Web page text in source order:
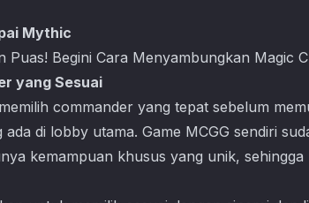
Mythic
Puas! Begini Cara Menyambungkan Magic
yang Sesuai
commander yang tepat sebelum
di lobby utama. Game MCGG sendiri
kemampuan khusus yang unik,